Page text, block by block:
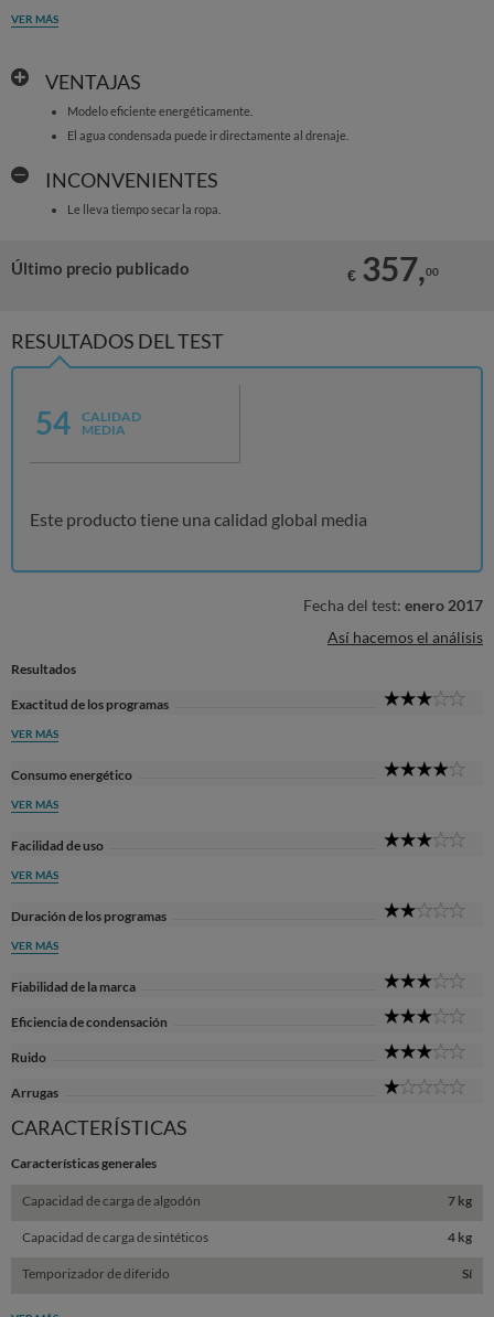
VER MÁS
VENTAJAS
Modelo eficiente energéticamente.
El agua condensada puede ir directamente al drenaje.
INCONVENIENTES
Le lleva tiempo secar la ropa.
Último precio publicado € 357,00
RESULTADOS DEL TEST
54
CALIDAD
MEDIA
Este producto tiene una calidad global media
Fecha del test: enero 2017
Así hacemos el análisis
Resultados
Exactitud de los programas
VER MÁS
Consumo energético
VER MÁS
Facilidad de uso
VER MÁS
Duración de los programas
VER MÁS
Fiabilidad de la marca
Eficiencia de condensación
Ruido
Arrugas
CARACTERÍSTICAS
Características generales
Capacidad de carga de algodón 7 kg
Capacidad de carga de sintéticos 4 kg
Temporizador de diferido Sí